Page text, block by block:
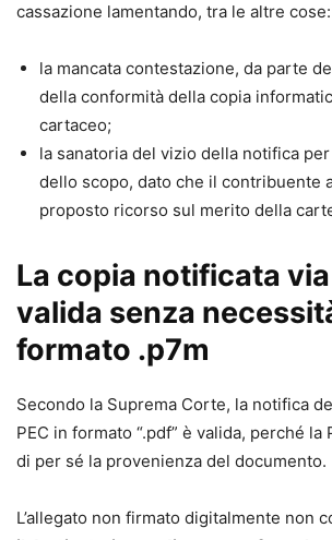
seguito di denuncia per usura).
perimetro d’azione, con l’indicazione
circolari, dei provvedimenti e risposte
vademecum e linee guida dei tribunali.
Leonarda D’Alonzo
Avvocato, già Giudice Onorario presso il
esecuzioni esattoriali mobiliari e
opposizione all’esecuzione nella fase
cassazione lamentando, tra le altre cose:
la mancata contestazione, da parte
della conformità della copia
cartaceo;
la sanatoria del vizio della notifica
dello scopo, dato che il contribuente
proposto ricorso sul merito della
La copia notificata via
valida senza
formato .p7m
Secondo la Suprema Corte, la notifica
PEC in formato “.pdf” è valida, perché la
di per sé la provenienza del documento.
L’allegato non firmato digitalmente non